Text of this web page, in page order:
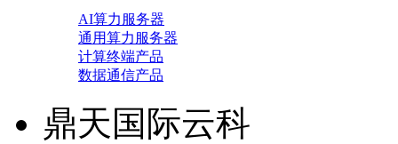
AI算力服务器
通用算力服务器
计算终端产品
数据通信产品
鼎天国际云科